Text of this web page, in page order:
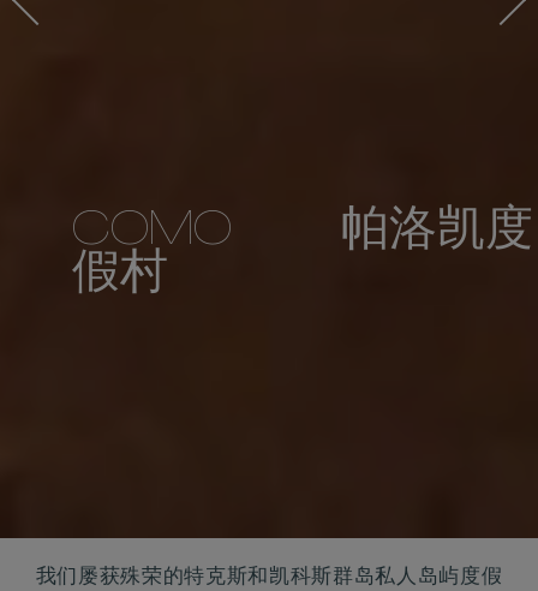
COMO 帕洛凯度
假村
我们屡获殊荣的特克斯和凯科斯群岛私人岛屿度假